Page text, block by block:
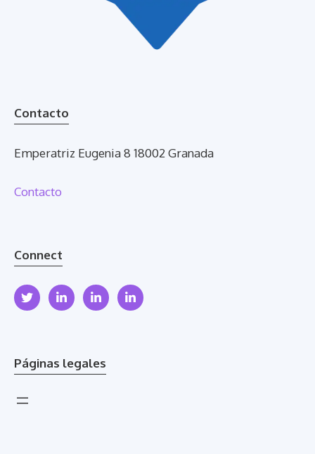
Contacto
Emperatriz Eugenia 8 18002 Granada
Contacto
Connect
Páginas legales